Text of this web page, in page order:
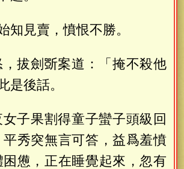
見賣，憤恨不勝。
拔劍斲案道：「掩不殺他
是後話。
子果割得童子蠻子頭級回
秀突無言可答，益爲羞憤
憊，正在睡覺起來，忽有